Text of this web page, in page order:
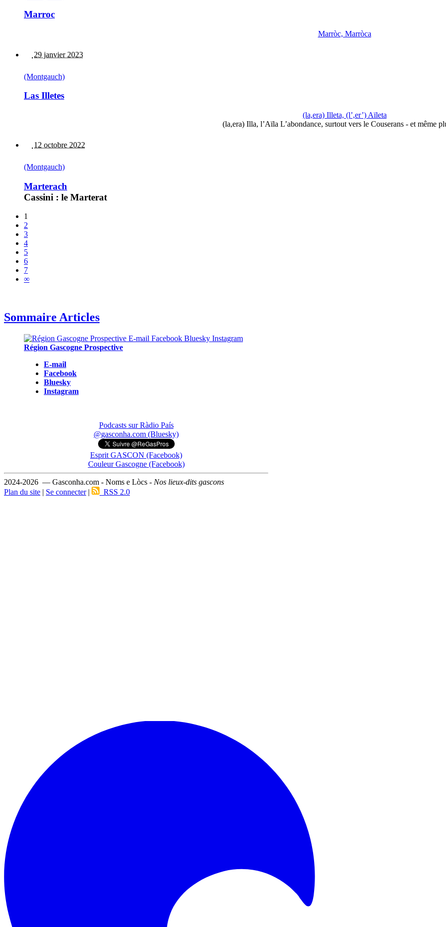
Marroc
Marròc, Marròca
29 janvier 2023
(Montgauch)
Las Illetes
(la,era) Illeta, (l’,er’) Aïleta
(la,era) Illa, l’Aïla L’abondance, surtout vers le Couserans - et même
12 octobre 2022
(Montgauch)
Marterach
Cassini : le Marterat
1
2
3
4
5
6
7
∞
Sommaire Articles
Région Gascogne Prospective
E-mail
Facebook
Bluesky
Instagram
Podcasts sur Ràdio País
@gasconha.com (Bluesky)
Esprit GASCON (Facebook)
Couleur Gascogne (Facebook)
2024-2026 — Gasconha.com - Noms e Lòcs - Nos lieux-dits gascons
Plan du site | Se connecter| RSS 2.0